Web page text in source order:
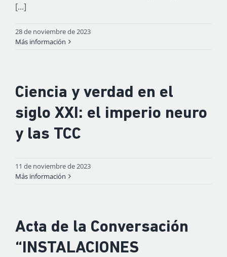
[...]
28 de noviembre de 2023
Más información
Ciencia y verdad en el
siglo XXI: el imperio neuro
y las TCC
11 de noviembre de 2023
Más información
Acta de la Conversación
“INSTALACIONES